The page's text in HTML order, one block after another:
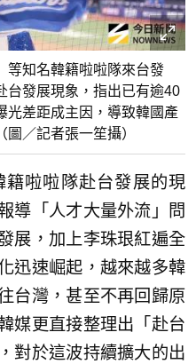
等知名韓籍啦啦隊來台發
台發展現象，指出已有逾40
光差距成主因，導致韓國產
／記者張一笙攝）
啦啦隊赴台發展的現
導「人才大量外流」問
展，加上李珠珢紅遍全
迅速崛起，越來越多韓
台灣，甚至不再回歸原
媒更直接整理出「赴台
對於這波持續擴大的出